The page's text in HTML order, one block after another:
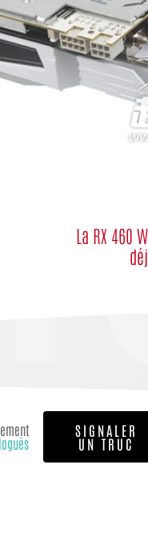
La RX 460
SIGNALER
UN TRUC